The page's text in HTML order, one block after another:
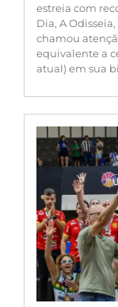
estreia com
Dia, A
chamou
equivalente a
atual) em sua